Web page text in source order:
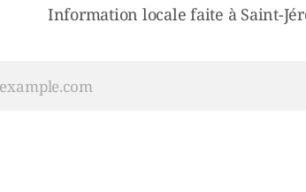
Information locale faite à Saint-